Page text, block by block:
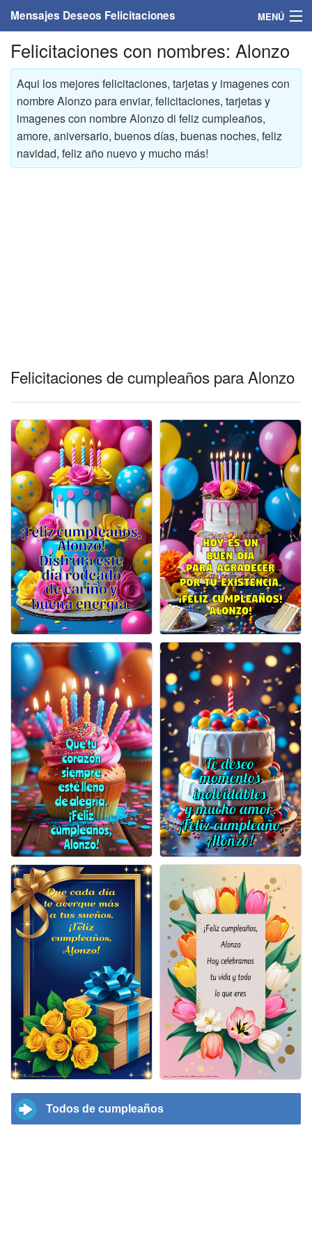
Mensajes Deseos Felicitaciones MENÚ
Home
Mensajes
Felicitaciones
Felicitaciones con nombres
Entrar
Felicitaciones con nombres: Alonzo
Aqui los mejores felicitaciones, tarjetas y imagenes con
nombre Alonzo para enviar, felicitaciones, tarjetas y
imagenes con nombre Alonzo di feliz cumpleaños,
amore, aniversario, buenos días, buenas noches, feliz
navidad, feliz año nuevo y mucho más!
Felicitaciones de cumpleaños para Alonzo
Todos de cumpleaños